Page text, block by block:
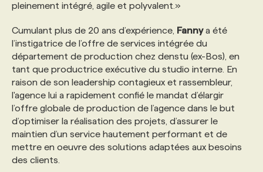
NOS TARIFS
PROGRAMMES DE SUBVENTIONS
FAQ
ANNONCEZ AVEC NOUS
ANNONCEZ AVEC NOUS
pleinement intégré, agile et polyvalent.»
Cumulant plus de 20 ans d’expérience, Fannya été
l’instigatrice de l’offre de services intégrée du
département de production chez denstu (ex-Bos), en
tant que productrice exécutive du studio interne. En
raison de son leadership contagieux et rassembleur,
l'agence lui a rapidement confié le mandat d’élargir
l’offre globale de production de l’agence dans le but
d’optimiser la réalisation des projets, d’assurer le
maintien d’un service hautement performant et de
mettre en oeuvre des solutions adaptées aux besoins
des clients.